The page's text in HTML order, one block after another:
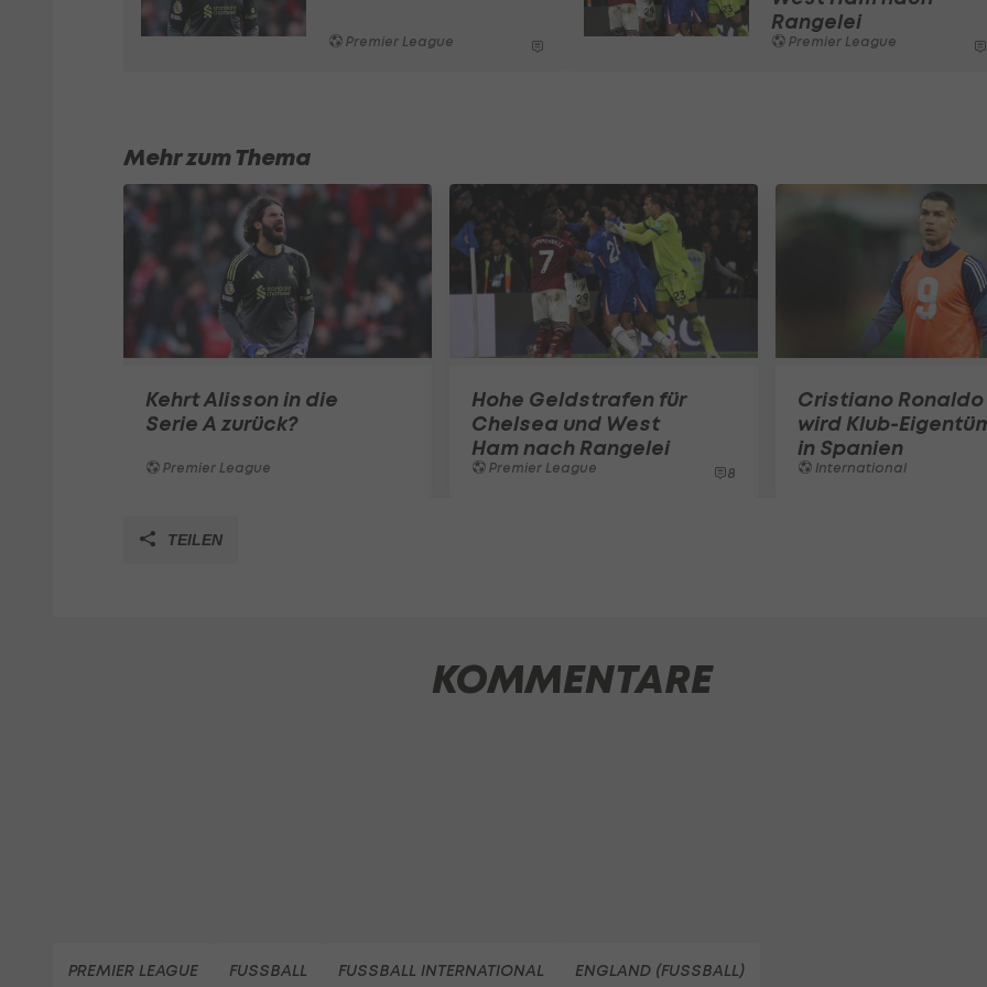
Premier League
Rangelei
Premier League
Mehr zum Thema
Kehrt Alisson in die
Serie A zurück?
Premier League
Hohe Geldstrafen für
Chelsea und West
Ham nach Rangelei
Premier League 8
Cristiano Ronaldo
wird Klub-
in Spanien
International
TEILEN
KOMMENTARE
PREMIER LEAGUE FUSSBALL FUSSBALL INTERNATIONAL ENGLAND (FUSSBALL)